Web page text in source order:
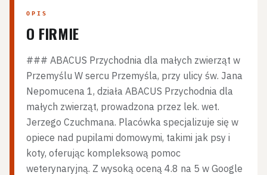
OPIS
O FIRMIE
### ABACUS Przychodnia dla małych zwierząt w
Przemyślu W sercu Przemyśla, przy ulicy św. Jana
Nepomucena 1, działa ABACUS Przychodnia dla
małych zwierząt, prowadzona przez lek. wet.
Jerzego Czuchmana. Placówka specjalizuje się w
opiece nad pupilami domowymi, takimi jak psy i
koty, oferując kompleksową pomoc
weterynaryjną. Z wysoką oceną 4.8 na 5 w Google